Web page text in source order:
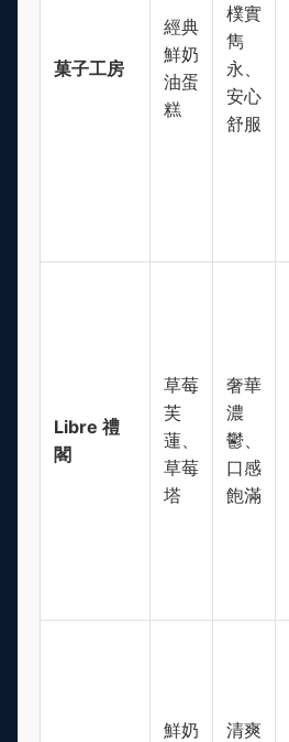
菓子工房
經典
鮮奶
油蛋
糕
樸實
雋
永、
安心
舒服
Libre 禮
閣
草莓
芙
蓮、
草莓
塔
奢華
濃
鬱、
口感
飽滿
鮮奶 清爽